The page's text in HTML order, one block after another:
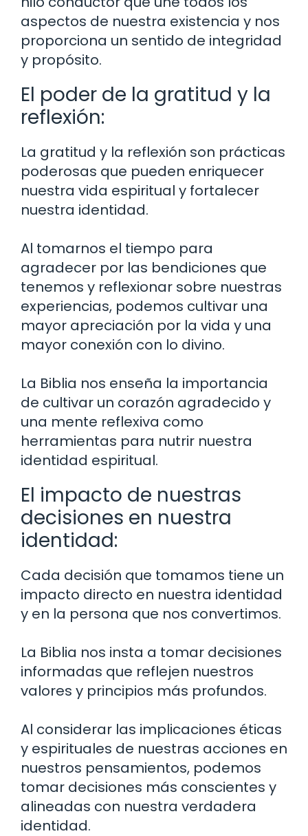
aspectos de nuestra existencia y nos
proporciona un sentido de integridad
y propósito.
El poder de la gratitud y la
reflexión:
La gratitud y la reflexión son prácticas
poderosas que pueden enriquecer
nuestra vida espiritual y fortalecer
nuestra identidad.
Al tomarnos el tiempo para
agradecer por las bendiciones que
tenemos y reflexionar sobre nuestras
experiencias, podemos cultivar una
mayor apreciación por la vida y una
mayor conexión con lo divino.
La Biblia nos enseña la importancia
de cultivar un corazón agradecido y
una mente reflexiva como
herramientas para nutrir nuestra
identidad espiritual.
El impacto de nuestras
decisiones en nuestra
identidad:
Cada decisión que tomamos tiene un
impacto directo en nuestra identidad
y en la persona que nos convertimos.
La Biblia nos insta a tomar decisiones
informadas que reflejen nuestros
valores y principios más profundos.
Al considerar las implicaciones éticas
y espirituales de nuestras acciones en
nuestros pensamientos, podemos
tomar decisiones más conscientes y
alineadas con nuestra verdadera
identidad.